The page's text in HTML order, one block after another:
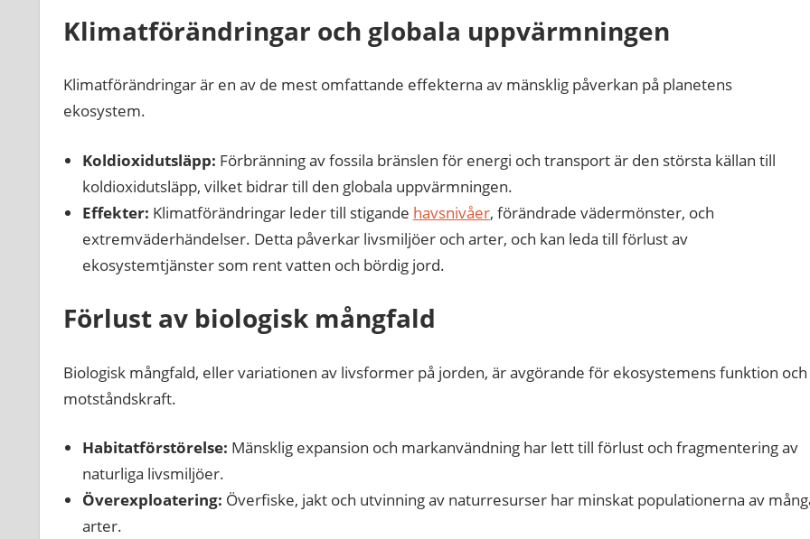
Klimatförändringar och globala uppvärmningen
Klimatförändringar är en av de mest omfattande effekterna av mänsklig påverkan på planetens
ekosystem.
Koldioxidutsläpp: Förbränning av fossila bränslen för energi och transport är den största källan till
koldioxidutsläpp, vilket bidrar till den globala uppvärmningen.
Effekter: Klimatförändringar leder till stigande havsnivåer, förändrade vädermönster, och
extremväderhändelser. Detta påverkar livsmiljöer och arter, och kan leda till förlust av
ekosystemtjänster som rent vatten och bördig jord.
Förlust av biologisk mångfald
Biologisk mångfald, eller variationen av livsformer på jorden, är avgörande för ekosystemens funktion och
motståndskraft.
Habitatförstörelse: Mänsklig expansion och markanvändning har lett till förlust och fragmentering av
naturliga livsmiljöer.
Överexploatering: Överfiske, jakt och utvinning av naturresurser har minskat populationerna av
arter.